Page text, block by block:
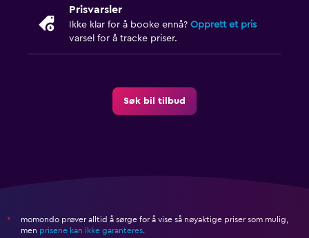
Prisvarsler
Ikke klar for å booke ennå? Opprett et pris
varsel for å tracke priser.
Søk bil tilbud
*
momondo prøver alltid å sørge for å vise så nøyaktige priser som mulig,
men prisene kan ikke garanteres.